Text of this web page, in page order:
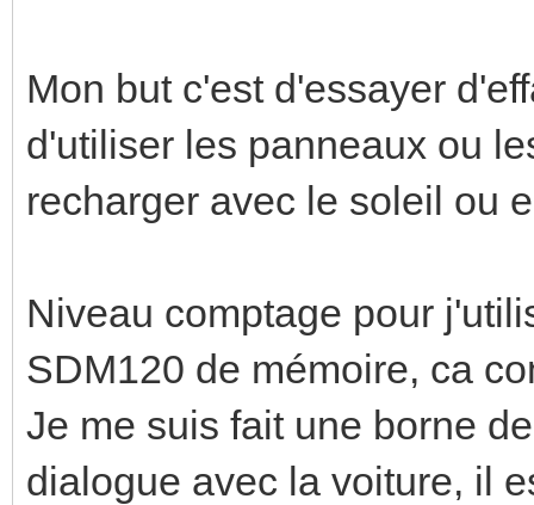
Mon but c'est d'essayer
d'utiliser les panneaux ou
recharger avec le soleil ou
Niveau comptage pour
SDM120 de mémoire, ca
Je me suis fait une borne
dialogue avec la voiture, il